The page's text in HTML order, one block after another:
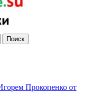
Прокопенко от